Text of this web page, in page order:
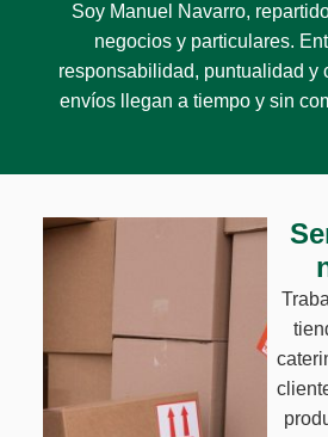
Soy Manuel Navarro,
negocios y particulares.
responsabilidad, puntualidad y
envíos llegan a tiempo y sin